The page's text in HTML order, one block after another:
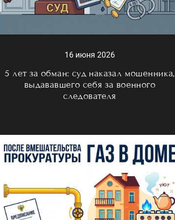
16 июня 2026
5 лет за обман: суд наказал мошенника,
выдававшего себя за военного
следователя